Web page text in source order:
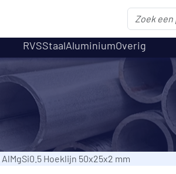
RVSStaalAluminiumOverig
AlMgSi0.5 Hoeklijn 50x25x2 mm